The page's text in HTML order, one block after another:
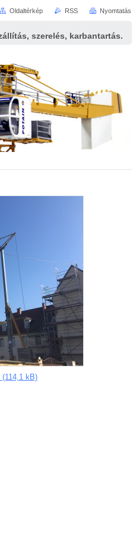
szerelés, karbantartás.
(114,1 kB)
Oldaltérkép RSS Nyomtatás